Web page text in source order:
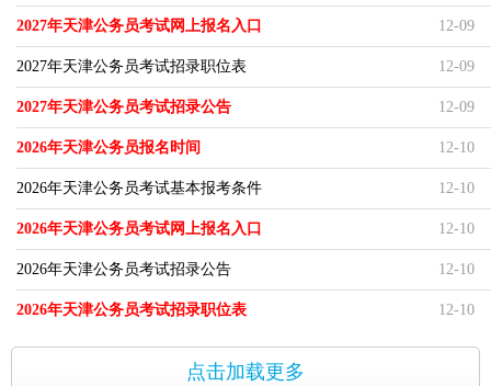
2027年天津公务员考试网上报名入口 12-09
2027年天津公务员考试招录职位表 12-09
2027年天津公务员考试招录公告 12-09
2026年天津公务员报名时间 12-10
2026年天津公务员考试基本报考条件 12-10
2026年天津公务员考试网上报名入口 12-10
2026年天津公务员考试招录公告 12-10
2026年天津公务员考试招录职位表 12-10
点击加载更多